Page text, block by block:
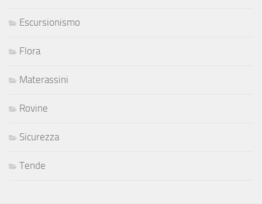
Escursionismo
Flora
Materassini
Rovine
Sicurezza
Tende